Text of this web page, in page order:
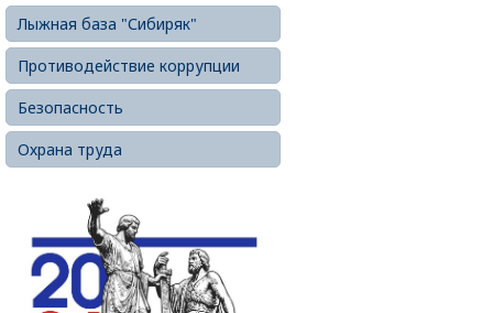
Лыжная база "Сибиряк"
Противодействие коррупции
Безопасность
Охрана труда